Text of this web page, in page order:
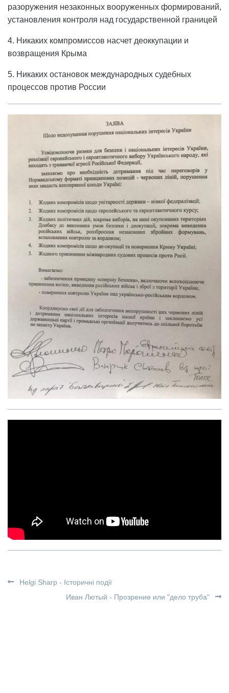
разоружения незаконных вооруженных формирований,
установления контроля над государственной границей
4. Никаких компромиссов насчет деоккупации и
возвращения Крыма
5. Никаких остановок международных судебных
процессов против России
Helgi Sharp - Історичні події
Иван Лютый - Прозрение или "дело труба"